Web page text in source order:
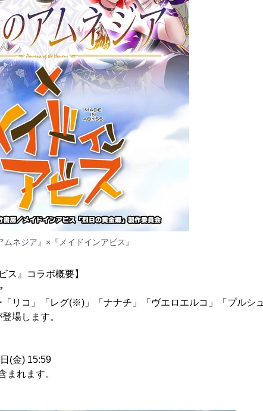
ムネジア』×『メイドインアビス』
ス』コラボ概要】
リコ」「レグ(※)」「ナナチ」「ヴエロエルコ」「プルシュ
場します。
(金) 15:59
まれます。